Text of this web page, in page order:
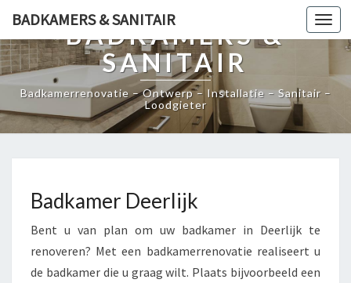
BADKAMERS & SANITAIR
BADKAMERS &
SANITAIR
Badkamerrenovatie – Ontwerp – Installatie – Sanitair –
Loodgieter
Badkamer Deerlijk
Bent u van plan om uw badkamer in Deerlijk te
renoveren? Met een badkamerrenovatie realiseert u
de badkamer die u graag wilt. Plaats bijvoorbeeld een